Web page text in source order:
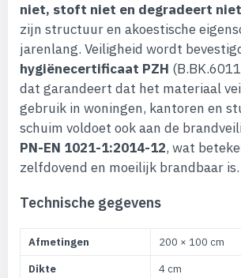
niet, stoft niet en degradeert niet
zijn structuur en akoestische
jarenlang. Veiligheid wordt
hygiënecertificaat PZH
dat garandeert dat het materiaal
gebruik in woningen, kantoren en
schuim voldoet ook aan de
PN-EN 1021-1:2014-12, wat
zelfdovend en moeilijk brandbaar is.
Technische gegevens
Afmetingen
200 × 100 cm
Dikte
4 cm